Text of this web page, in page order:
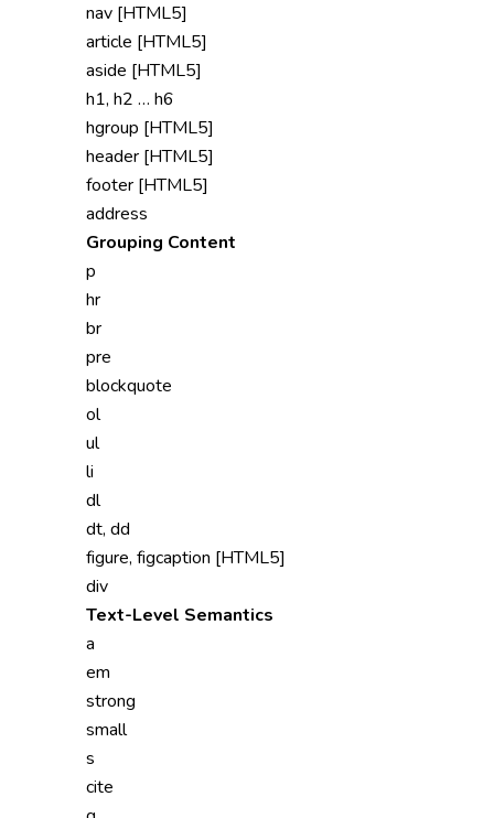
nav [HTML5]
article [HTML5]
aside [HTML5]
h1, h2 … h6
hgroup [HTML5]
header [HTML5]
footer [HTML5]
address
Grouping Content
p
hr
br
pre
blockquote
ol
ul
li
dl
dt, dd
figure, figcaption [HTML5]
div
Text-Level Semantics
a
em
strong
small
s
cite